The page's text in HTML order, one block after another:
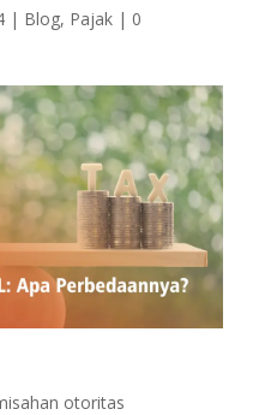
| Blog, Pajak| 0
otoritas